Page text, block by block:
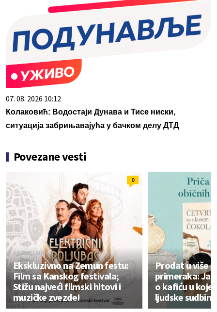
07. 08. 2026 10:12
Колаковић: Водостаји Дунава и Тисе ниски,
ситуација забрињавајућа у бачком делу ДТД
Povezane vesti
0
AKTUELNO
Ekskluzivno na Zemun festu:
Film sa Kanskog festivala;
Stižu najveći filmski hitovi i
muzičke zvezde!
AKTUELNO
Prodat u više
primeraka:
o kafiću u
ljudske sudbine